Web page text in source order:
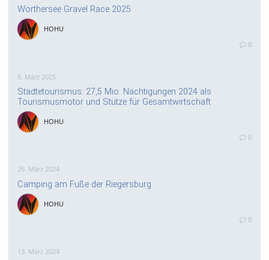
Wörthersee Gravel Race 2025
HOHU
0
6. März 2025
Städtetourismus: 27,5 Mio. Nächtigungen 2024 als
Tourismusmotor und Stütze für Gesamtwirtschaft
HOHU
0
25. März 2024
Camping am Fuße der Riegersburg
HOHU
0
13. März 2024